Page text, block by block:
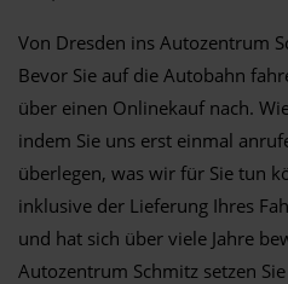
Von Dresden ins Autozentrum
Bevor Sie auf die Autobahn
über einen Onlinekauf nach.
indem Sie uns erst einmal
überlegen, was wir für Sie tun
inklusive der Lieferung Ihres
und hat sich über viele Jahre
Autozentrum Schmitz setzen